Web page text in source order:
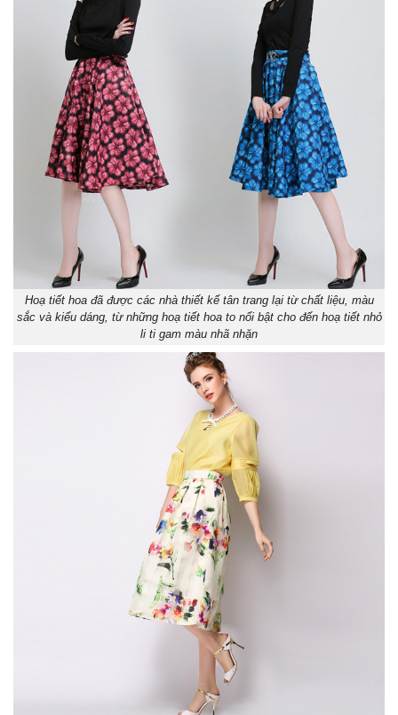
Hoạ tiết hoa đã được các nhà thiết kế tân trang lại từ chất liệu, màu
sắc và kiểu dáng, từ những hoạ tiết hoa to nổi bật cho đến hoạ tiết nhỏ
li ti gam màu nhã nhặn